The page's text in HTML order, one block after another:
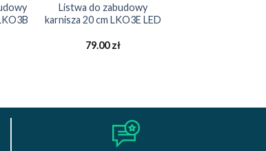
Listwa do zabudowy
karnisza 20 cm LKO3E LED
79.00zł